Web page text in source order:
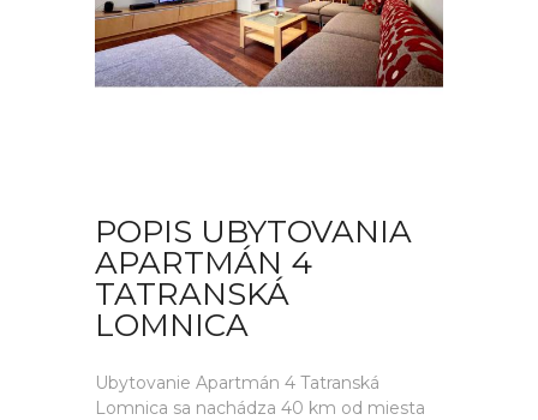
POPIS UBYTOVANIA
APARTMÁN 4
TATRANSKÁ
LOMNICA
Ubytovanie Apartmán 4 Tatranská
Lomnica sa nachádza 40 km od miesta